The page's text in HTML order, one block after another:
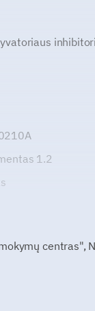
1.2
centras",